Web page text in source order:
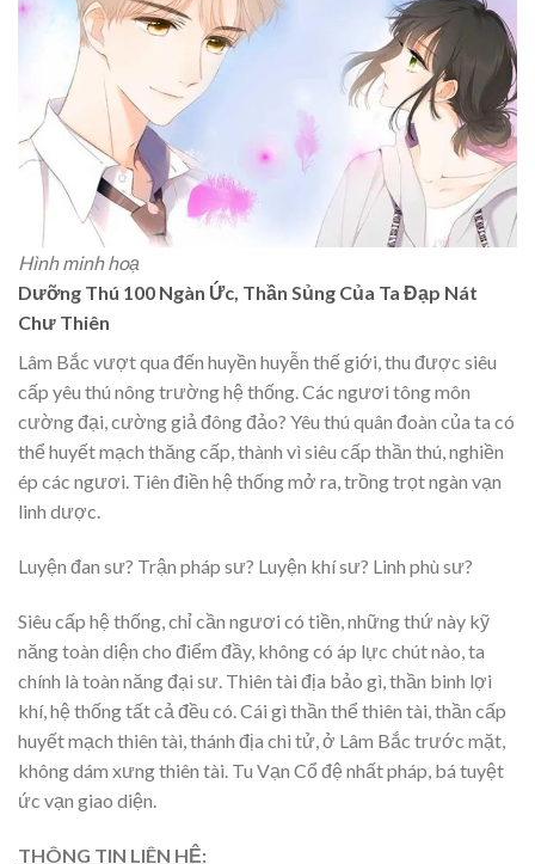
Hình minh hoạ
Dưỡng Thú 100 Ngàn Ức, Thần Sủng Của Ta Đạp Nát
Chư Thiên
Lâm Bắc vượt qua đến huyền huyễn thế giới, thu được siêu
cấp yêu thú nông trường hệ thống. Các ngươi tông môn
cường đại, cường giả đông đảo? Yêu thú quân đoàn của ta có
thể huyết mạch thăng cấp, thành vì siêu cấp thần thú, nghiền
ép các ngươi. Tiên điền hệ thống mở ra, trồng trọt ngàn vạn
linh dược.
Luyện đan sư? Trận pháp sư? Luyện khí sư? Linh phù sư?
Siêu cấp hệ thống, chỉ cần ngươi có tiền, những thứ này kỹ
năng toàn diện cho điểm đầy, không có áp lực chút nào, ta
chính là toàn năng đại sư. Thiên tài địa bảo gì, thần binh lợi
khí, hệ thống tất cả đều có. Cái gì thần thể thiên tài, thần cấp
huyết mạch thiên tài, thánh địa chi tử, ở Lâm Bắc trước mặt,
không dám xưng thiên tài. Tu Vạn Cổ đệ nhất pháp, bá tuyệt
ức vạn giao diện.
THÔNG TIN LIÊN HỆ: